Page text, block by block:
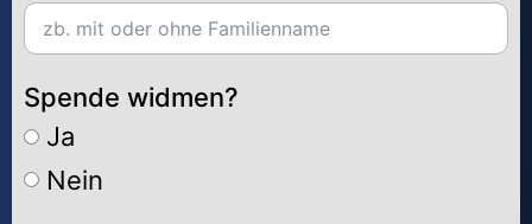
Spende widmen?
Ja
Nein